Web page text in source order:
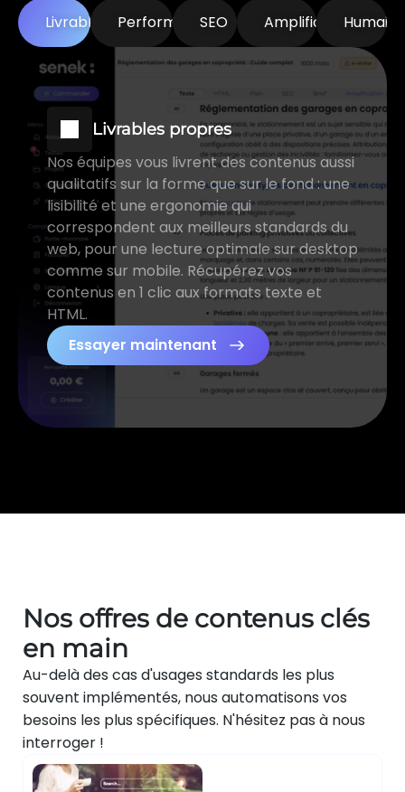
Livrables Performances
SEO AmplificationHumain
Livrables propres
Nos équipes vous livrent des contenus aussi
qualitatifs sur la forme que sur le fond : une
lisibilité et une ergonomie qui
correspondent aux meilleurs standards du
web, pour une lecture optimale sur desktop
comme sur mobile. Récupérez vos
contenus en 1 clic aux formats texte et
HTML.
Essayer maintenant
Nos offres de contenus clés
en main
Au-delà des cas d'usages standards les plus
souvent implémentés, nous automatisons vos
besoins les plus spécifiques. N'hésitez pas à nous
interroger !